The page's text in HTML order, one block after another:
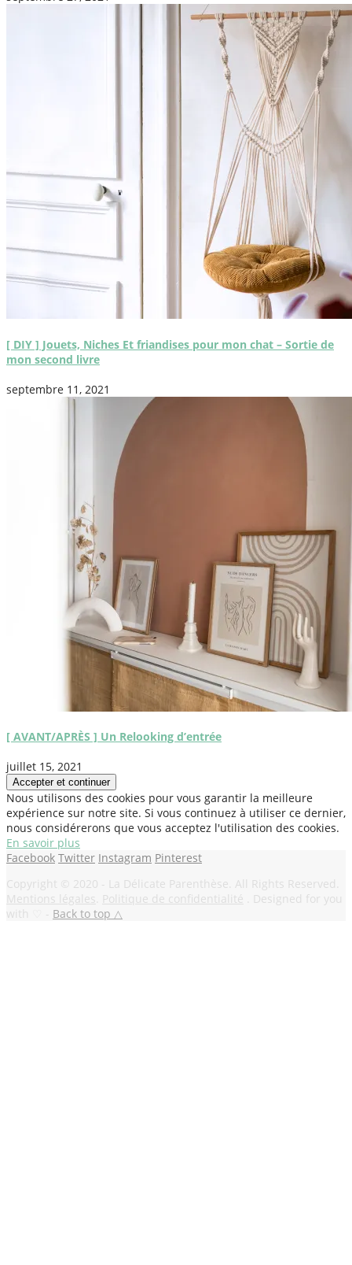
[ DIY ] Jouets, Niches Et friandises pour mon chat – Sortie de
mon second livre
septembre 11, 2021
[ AVANT/APRÈS ] Un Relooking d’entrée
juillet 15, 2021
Nous utilisons des cookies pour vous garantir la meilleure
expérience sur notre site. Si vous continuez à utiliser ce dernier,
nous considérerons que vous acceptez l'utilisation des cookies.
En savoir plus
Facebook Twitter Instagram Pinterest
Copyright © 2020 - La Délicate Parenthèse. All Rights Reserved.
Mentions légales Politique de confidentialité . Designed for you
with ♡ - Back to top △